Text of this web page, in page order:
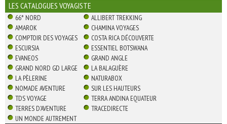
LES CATALOGUES VOYAGISTE
66° NORD
ALLIBERT TREKKING
AMAROK
CHAMINA VOYAGES
COMPTOIR DES VOYAGES
COSTA RICA DÉCOUVERTE
ESCURSIA
ESSENTIEL BOTSWANA
EVANEOS
GRAND ANGLE
GRAND NORD GD LARGE
LA BALAGUÈRE
LA PÈLERINE
NATURABOX
NOMADE AVENTURE
SUR LES HAUTEURS
TDS VOYAGE
TERRA ANDINA EQUATEUR
TERRES D'AVENTURE
TRACEDIRECTE
UN MONDE AUTREMENT